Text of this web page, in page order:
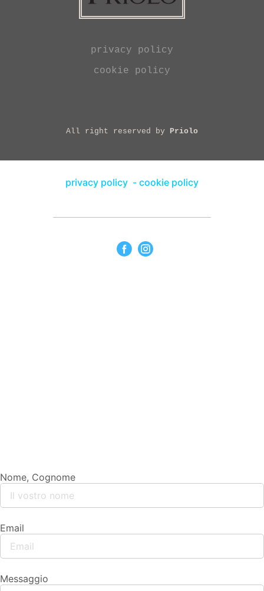
privacy policy
cookie policy
All right reserved by Priolo
privacy policy - cookie policy
Nome, Cognome
Email
Messaggio